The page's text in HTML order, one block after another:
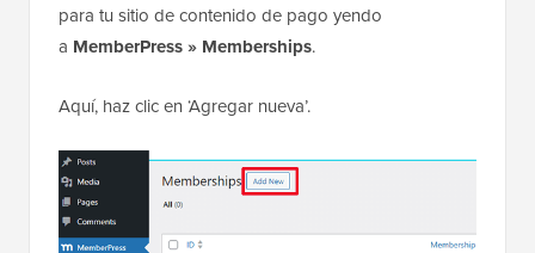
para tu sitio de contenido de pago yendo
a MemberPress » Memberships.
Aquí, haz clic en ‘Agregar nueva’.